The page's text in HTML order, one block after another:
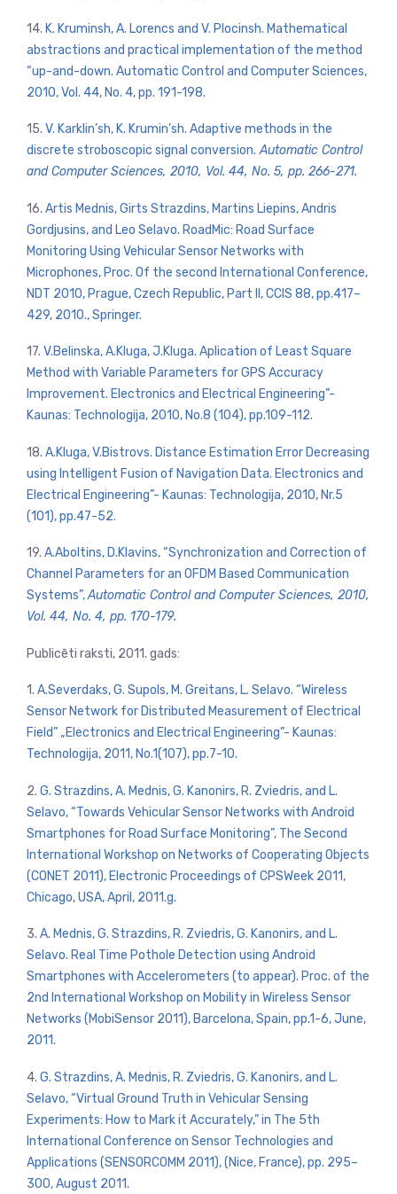
14. K. Kruminsh, A. Lorencs and V. Plocinsh. Mathematical
abstractions and practical implementation of the method
“up-and-down. Automatic Control and Computer Sciences,
2010, Vol. 44, No. 4, pp. 191-198.
15. V. Karklin’sh, K. Krumin’sh. Adaptive methods in the
discrete stroboscopic signal conversion. Automatic Control
and Computer Sciences, 2010, Vol. 44, No. 5, pp. 266-271.
16. Artis Mednis, Girts Strazdins, Martins Liepins, Andris
Gordjusins, and Leo Selavo. RoadMic: Road Surface
Monitoring Using Vehicular Sensor Networks with
Microphones, Proc. Of the second International Conference,
NDT 2010, Prague, Czech Republic, Part II, CCIS 88, pp.417–
429, 2010., Springer.
17. V.Belinska, A.Kluga, J.Kluga. Aplication of Least Square
Method with Variable Parameters for GPS Accuracy
Improvement. Electronics and Electrical Engineering”-
Kaunas: Technologija, 2010, No.8 (104), pp.109-112.
18. A.Kluga, V.Bistrovs. Distance Estimation Error Decreasing
using Intelligent Fusion of Navigation Data. Electronics and
Electrical Engineering”- Kaunas: Technologija, 2010, Nr.5
(101), pp.47-52.
19. A.Aboltins, D.Klavins, “Synchronization and Correction of
Channel Parameters for an OFDM Based Communication
Systems”,Automatic Control and Computer Sciences, 2010,
Vol. 44, No. 4, pp. 170-179.
Publicēti raksti, 2011. gads:
1. A.Severdaks, G. Supols, M. Greitans, L. Selavo. “Wireless
Sensor Network for Distributed Measurement of Electrical
Field” „Electronics and Electrical Engineering”- Kaunas:
Technologija, 2011, No.1(107), pp.7-10.
2. G. Strazdins, A. Mednis, G. Kanonirs, R. Zviedris, and L.
Selavo, “Towards Vehicular Sensor Networks with Android
Smartphones for Road Surface Monitoring”, The Second
International Workshop on Networks of Cooperating Objects
(CONET 2011), Electronic Proceedings of CPSWeek 2011,
Chicago, USA, April, 2011.g.
3. A. Mednis, G. Strazdins, R. Zviedris, G. Kanonirs, and L.
Selavo. Real Time Pothole Detection using Android
Smartphones with Accelerometers (to appear). Proc. of the
2nd International Workshop on Mobility in Wireless Sensor
Networks (MobiSensor 2011), Barcelona, Spain, pp.1-6, June,
2011.
4. G. Strazdins, A. Mednis, R. Zviedris, G. Kanonirs, and L.
Selavo, “Virtual Ground Truth in Vehicular Sensing
Experiments: How to Mark it Accurately,” in The 5th
International Conference on Sensor Technologies and
Applications (SENSORCOMM 2011), (Nice, France), pp. 295–
300, August 2011.